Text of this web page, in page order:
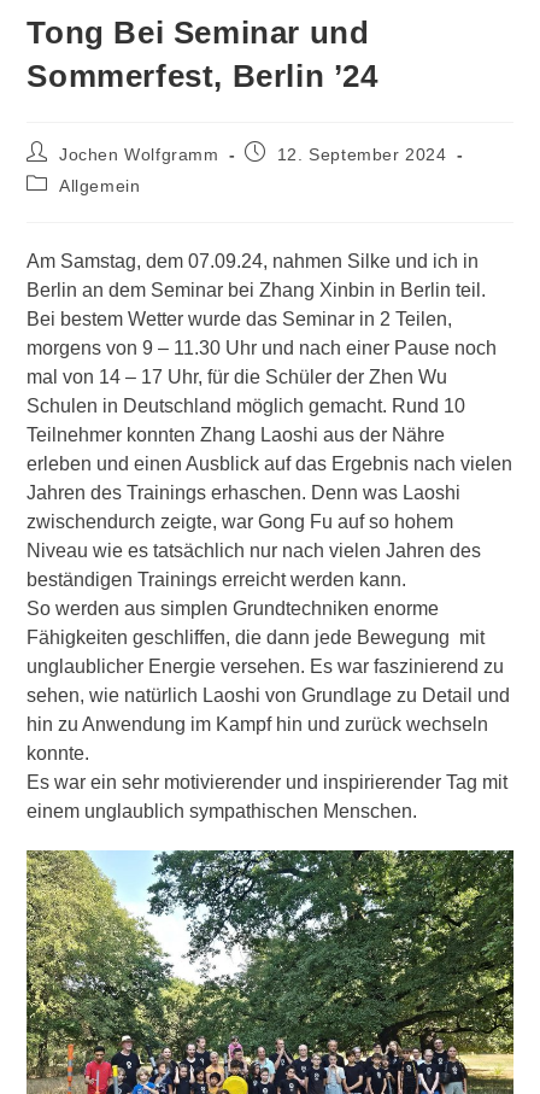
Tong Bei Seminar und
Sommerfest, Berlin ’24
Beitrags-
Autor:
Jochen Wolfgramm
Beitrag12. September 2024
Beitrags-
Allgemein
Am Samstag, dem 07.09.24, nahmen Silke und ich in
Berlin an dem Seminar bei Zhang Xinbin in Berlin teil.
Bei bestem Wetter wurde das Seminar in 2 Teilen,
morgens von 9 – 11.30 Uhr und nach einer Pause noch
mal von 14 – 17 Uhr, für die Schüler der Zhen Wu
Schulen in Deutschland möglich gemacht. Rund 10
Teilnehmer konnten Zhang Laoshi aus der Nähre
erleben und einen Ausblick auf das Ergebnis nach vielen
Jahren des Trainings erhaschen. Denn was Laoshi
zwischendurch zeigte, war Gong Fu auf so hohem
Niveau wie es tatsächlich nur nach vielen Jahren des
beständigen Trainings erreicht werden kann.
So werden aus simplen Grundtechniken enorme
Fähigkeiten geschliffen, die dann jede Bewegung mit
unglaublicher Energie versehen. Es war faszinierend zu
sehen, wie natürlich Laoshi von Grundlage zu Detail und
hin zu Anwendung im Kampf hin und zurück wechseln
konnte.
Es war ein sehr motivierender und inspirierender Tag mit
einem unglaublich sympathischen Menschen.